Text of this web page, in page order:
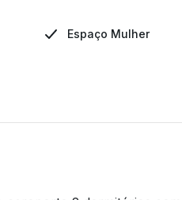
Espaço Mulher